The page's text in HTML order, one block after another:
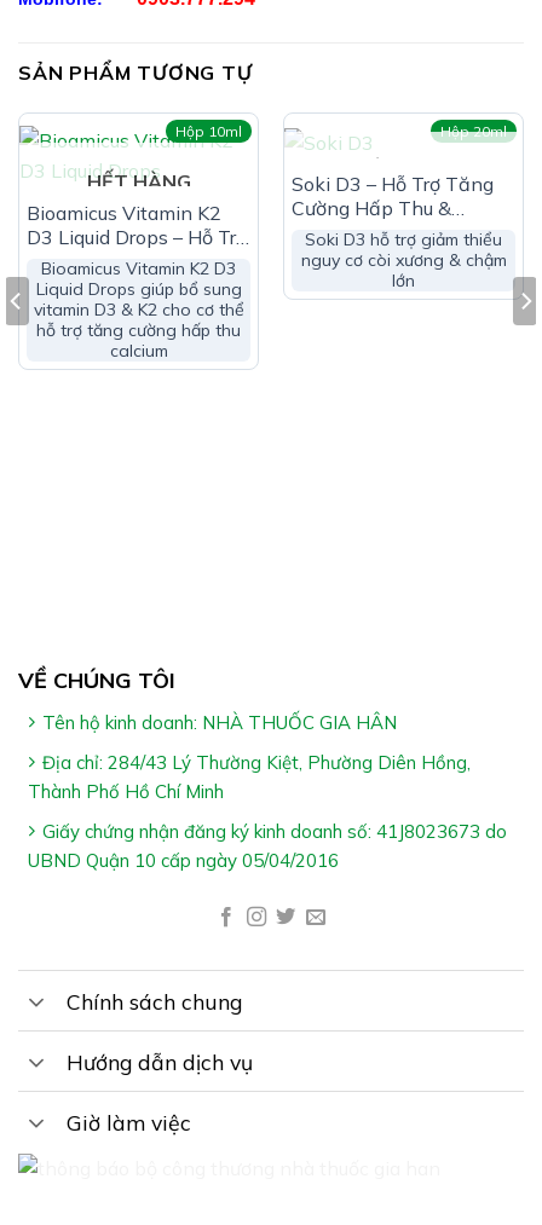
(tương đương nguyên tố magiê 50 mg)
Phụ liệu: Maltodextrin, hương liệu tự nhiên (bột dứa, bột
dừa), chất điều chỉnh độ acid (Citric
acid), chất tạo ngọt tổng hợp (Sucralose), Colloidal
anhydrous silica, chất tạo màu tổng hợp (Riboflavin natri
photphat)
*Sản phẩm thuần chay, không chứa gluten, sữa, hạt và
trứng. Chứa các chất có từ đậu nành, sulfites & sucralose
Công Dụng TRIPLE MAGNESIUM
PROFESSIONAL RECOVERY – PINEAPPLE
COCONUT:
Đối Tượng Sử Dụng TRIPLE MAGNESIUM
PROFESSIONAL RECOVERY – PINEAPPLE
COCONUT:
Người lớn
PROFESSIONAL RECOVERY – PINEAPPLE
COCONUT:
Người lớn – Pha 1 gói (5 g) với nước hoặc theo chỉ dẫn
*Lưu ý:
Sản phẩm không phải thuốc và không có tác dụng
thay thế thuốc trị bệnh
Không dùng cho người mẫn cảm với bất kỳ thành
SẢN PHẨM TƯƠNG TỰ
Hộp 10ml
HẾT HÀNG
Bioamicus Vitamin K2
D3 Liquid Drops – Hỗ Trợ
Tốt Cho Sức Khỏe Xương
& Răng Trẻ Em
Bioamicus Vitamin K2 D3
Liquid Drops giúp bổ sung
vitamin D3 & K2 cho cơ thể
hỗ trợ tăng cường hấp thu
calcium
Hộp 20ml
HẾT HÀNG
Soki D3 – Hỗ Trợ Tăng
Cường Hấp Thu &
Chuyển Hóa Calci
Soki D3 hỗ trợ giảm thiểu
nguy cơ còi xương & chậm
lớn
VỀ CHÚNG TÔI
Tên hộ kinh doanh: NHÀ THUỐC GIA HÂN
Địa chỉ: 284/43 Lý Thường Kiệt, Phường Diên Hồng,
Thành Phố Hồ Chí Minh
Giấy chứng nhận đăng ký kinh doanh số: 41J8023673 do
UBND Quận 10 cấp ngày 05/04/2016
Chính sách chung
Hướng dẫn dịch vụ
Giờ làm việc